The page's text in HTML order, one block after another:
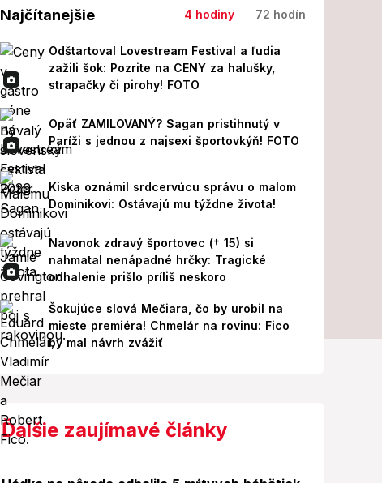
Najčítanejšie 4 hodiny 72 hodín
Odštartoval Lovestream Festival a ľudia
zažili šok: Pozrite na CENY za halušky,
strapačky či pirohy! FOTO
Opäť ZAMILOVANÝ? Sagan pristihnutý v
Paríži s jednou z najsexi športovkýň! FOTO
Kiska oznámil srdcervúcu správu o malom
Dominikovi: Ostávajú mu týždne života!
Navonok zdravý športovec († 15) si
nahmatal nenápadné hrčky: Tragické
odhalenie prišlo príliš neskoro
Šokujúce slová Mečiara, čo by urobil na
mieste premiéra! Chmelár na rovinu: Fico
by mal návrh zvážiť
Ďalšie zaujímavé články